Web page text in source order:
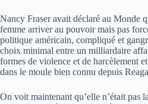
Nancy Fraser avait déclaré au Monde
femme arriver au pouvoir mais pas
politique américain, compliqué et
choix minimal entre un milliardaire
formes de violence et de harcèlement
dans le moule bien connu depuis
On voit maintenant qu’elle n’était pas